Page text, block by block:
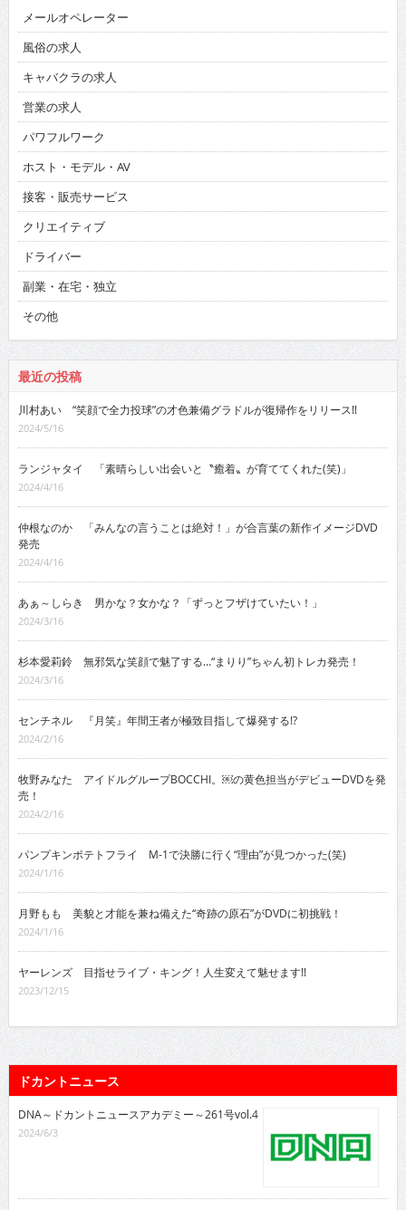
メールオペレーター
風俗の求人
キャバクラの求人
営業の求人
パワフルワーク
ホスト・モデル・AV
接客・販売サービス
クリエイティブ
ドライバー
副業・在宅・独立
その他
最近の投稿
川村あい “笑顔で全力投球”の才色兼備グラドルが復帰作をリリース!!
2024/5/16
ランジャタイ 「素晴らしい出会いと〝癒着〟が育ててくれた(笑)」
2024/4/16
仲根なのか 「みんなの言うことは絶対！」が合言葉の新作イメージDVD
発売
2024/4/16
あぁ～しらき 男かな？女かな？「ずっとフザけていたい！」
2024/3/16
杉本愛莉鈴 無邪気な笑顔で魅了する…“まりり”ちゃん初トレカ発売！
2024/3/16
センチネル 『月笑』年間王者が極致目指して爆発する!?
2024/2/16
牧野みなた アイドルグループBOCCHI。￼の黄色担当がデビューDVDを発
売！
2024/2/16
パンプキンポテトフライ M-1で決勝に行く“理由”が見つかった(笑)
2024/1/16
月野もも 美貌と才能を兼ね備えた“奇跡の原石”がDVDに初挑戦！
2024/1/16
ヤーレンズ 目指せライブ・キング！人生変えて魅せます!!
2023/12/15
ドカントニュース
DNA～ドカントニュースアカデミー～261号vol.4
2024/6/3